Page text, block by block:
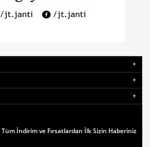
İndirim ve Fırsatlardan İlk Sizin Haberiniz